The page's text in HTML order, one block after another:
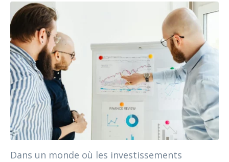
Dans un monde où les investissements